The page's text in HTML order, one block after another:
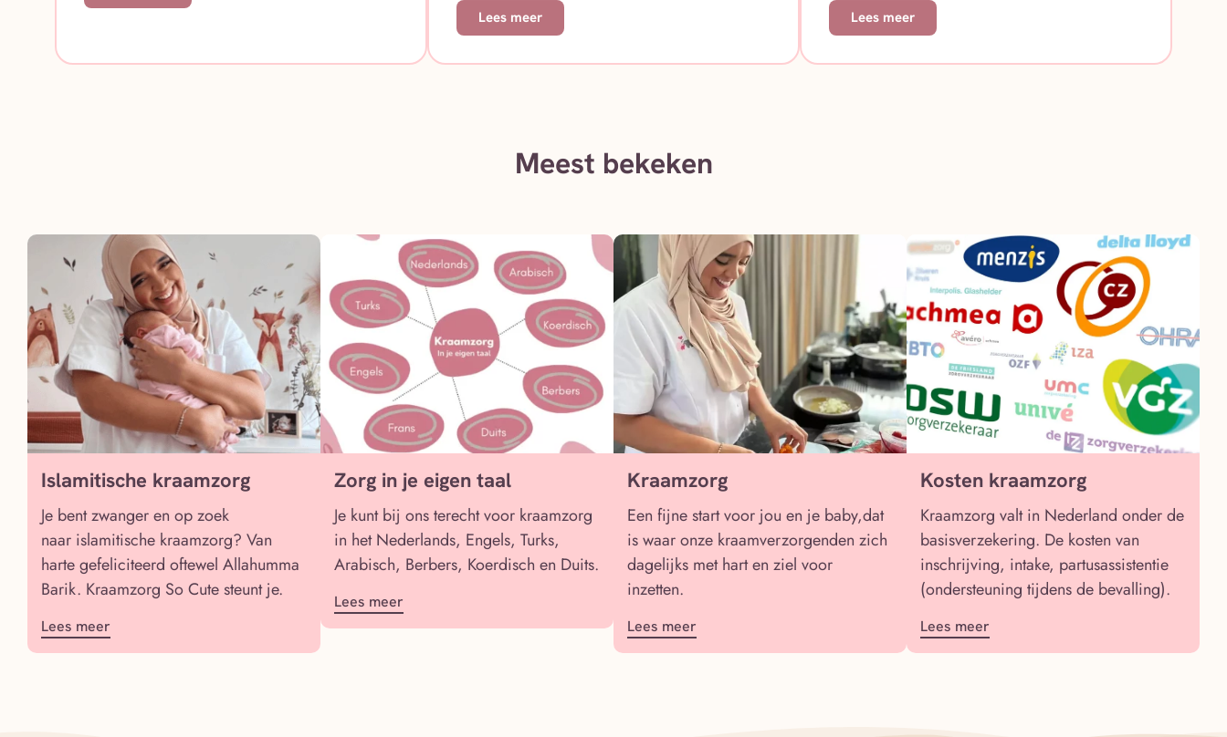
Lees meer Lees meer
Meest bekeken
Islamitische kraamzorg
Je bent zwanger en op zoek
naar islamitische kraamzorg? Van
harte gefeliciteerd oftewel Allahumma
Barik. Kraamzorg So Cute steunt je.
Lees meer
Zorg in je eigen taal
Je kunt bij ons terecht voor kraamzorg
in het Nederlands, Engels, Turks,
Arabisch, Berbers, Koerdisch en Duits.
Lees meer
Kraamzorg
Een fijne start voor jou en je baby,dat
is waar onze kraamverzorgenden zich
dagelijks met hart en ziel voor
inzetten.
Lees meer
Kosten kraamzorg
Kraamzorg valt in Nederland onder de
basisverzekering. De kosten van
inschrijving, intake, partusassistentie
(ondersteuning tijdens de bevalling).
Lees meer